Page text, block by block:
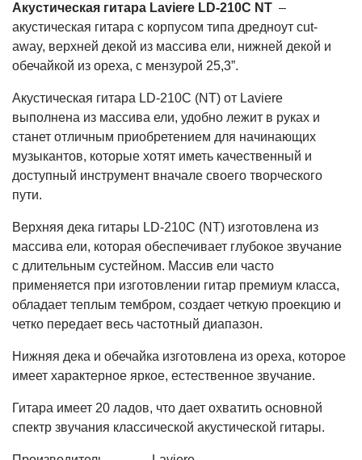
Акустическая гитара Laviere LD-210C NT –
акустическая гитара с корпусом типа дредноут cut-
away, верхней декой из массива ели, нижней декой и
обечайкой из ореха, с мензурой 25,3”.
Акустическая гитара LD-210C (NT) от Laviere
выполнена из массива ели, удобно лежит в руках и
станет отличным приобретением для начинающих
музыкантов, которые хотят иметь качественный и
доступный инструмент вначале своего творческого
пути.
Верхняя дека гитары LD-210C (NT) изготовлена из
массива ели, которая обеспечивает глубокое звучание
с длительным сустейном. Массив ели часто
применяется при изготовлении гитар премиум класса,
обладает теплым тембром, создает четкую проекцию и
четко передает весь частотный диапазон.
Нижняя дека и обечайка изготовлена из ореха, которое
имеет характерное яркое, естественное звучание.
Гитара имеет 20 ладов, что дает охватить основной
спектр звучания классической акустической гитары.